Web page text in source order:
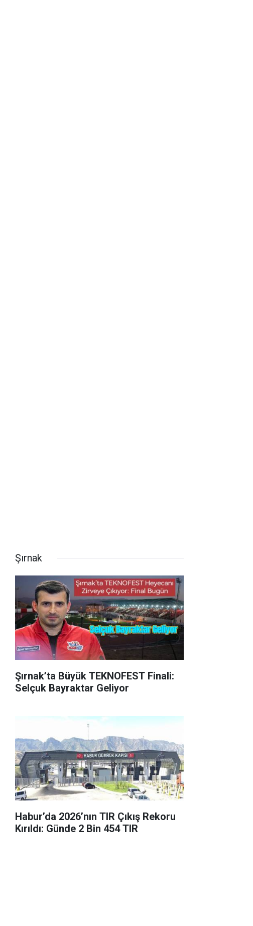
Şırnak
Şırnak’ta Büyük TEKNOFEST Finali:
Selçuk Bayraktar Geliyor
Habur’da 2026’nın TIR Çıkış Rekoru
Kırıldı: Günde 2 Bin 454 TIR